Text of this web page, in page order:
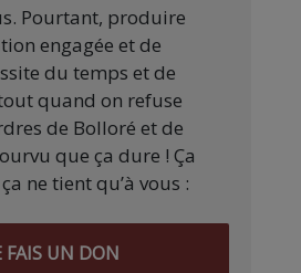
Pourtant, produire
engagée et de
du temps et de
quand on refuse
de Bolloré et de
que ça dure ! Ça
ne tient qu’à vous :
FAIS UN DON